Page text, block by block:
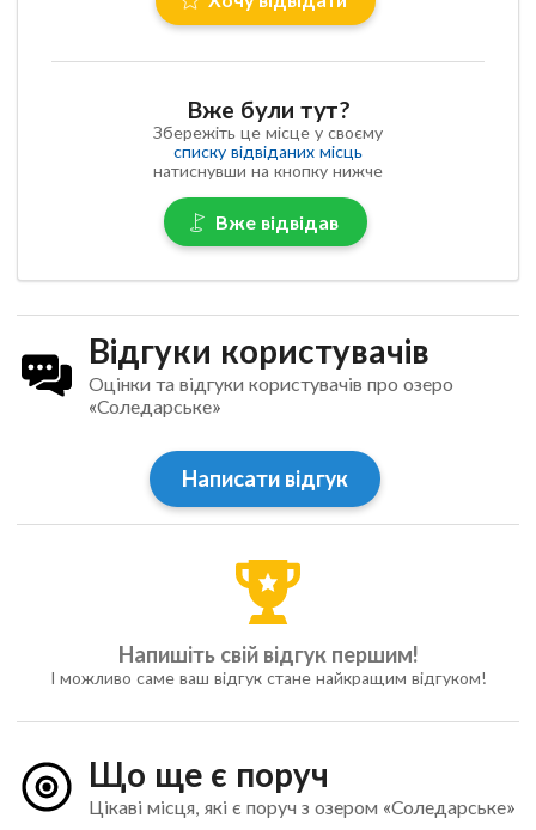
Вже були тут?
Збережіть це місце у своєму
списку відвіданих місць
натиснувши на кнопку нижче
Вже відвідав
Відгуки користувачів
Оцінки та відгуки користувачів про озеро
«Соледарське»
Написати відгук
Напишіть свій відгук першим!
І можливо саме ваш відгук стане найкращим відгуком!
Що ще є поруч
Цікаві місця, які є поруч з озером «Соледарське»